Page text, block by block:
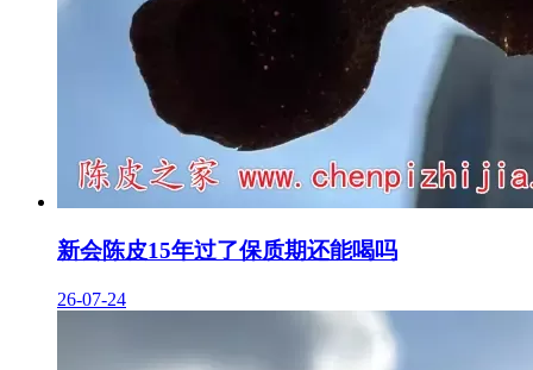
新会陈皮15年过了保质期还能喝吗
26-07-24